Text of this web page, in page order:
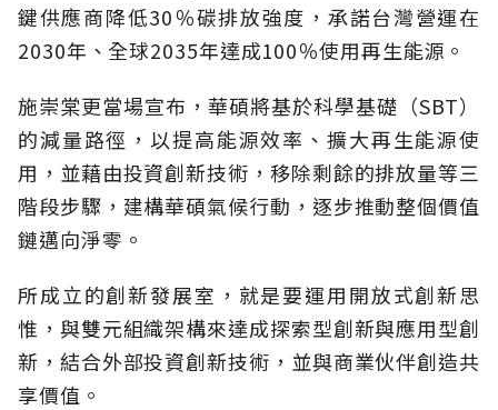
鍵供應商降低30％碳排放強度，承諾台灣營運在
2030年、全球2035年達成100％使用再生能源。
施崇棠更當場宣布，華碩將基於科學基礎（SBT）
的減量路徑，以提高能源效率、擴大再生能源使
用，並藉由投資創新技術，移除剩餘的排放量等三
階段步驟，建構華碩氣候行動，逐步推動整個價值
鏈邁向淨零。
所成立的創新發展室，就是要運用開放式創新思
惟，與雙元組織架構來達成探索型創新與應用型創
新，結合外部投資創新技術，並與商業伙伴創造共
享價值。